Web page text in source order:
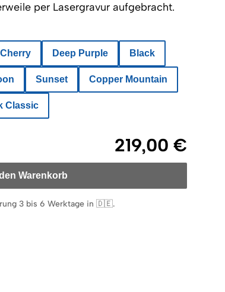
Deep Purple Black
Sunset Copper Mountain
Classic
per Lasergravur aufgebracht.
219,00 €
den Warenkorb
3 bis 6 Werktage in 🇩🇪.